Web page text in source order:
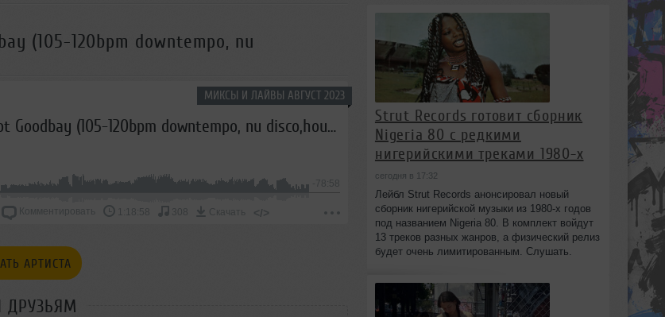
(105-120bpm downtempo, nu
МИКСЫ И ЛАЙВЫ АВГУСТ 2023
Special For Papa - Summer Not Goodbay (105-120bpm downtempo, nu disco,house)
-78:58
Комментировать 1:18:58 308 Скачать </>
АРТИСТА
ДРУЗЬЯМ
Strut Records готовит сборник
Nigeria 80 с редкими
нигерийскими треками 1980-х
сегодня в 17:32
Лейбл Strut Records анонсировал новый
сборник нигерийской музыки из 1980-х годов
под названием Nigeria 80. В комплект войдут
13 треков разных жанров, а физический релиз
будет очень лимитированным. Слушать.